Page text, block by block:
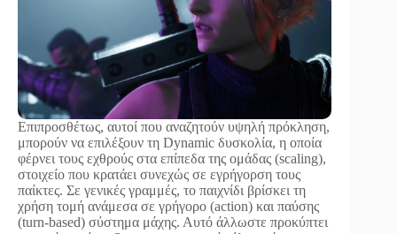
Επιπροσθέτως, αυτοί που αναζητούν υψηλή πρόκληση,
μπορούν να επιλέξουν τη Dynamic δυσκολία, η οποία
φέρνει τους εχθρούς στα επίπεδα της ομάδας (scaling),
στοιχείο που κρατάει συνεχώς σε εγρήγορση τους
παίκτες. Σε γενικές γραμμές, το παιχνίδι βρίσκει τη
χρήση τομή ανάμεσα σε γρήγορο (action) και παύσης
(turn-based) σύστημα μάχης. Αυτό άλλωστε προκύπτει